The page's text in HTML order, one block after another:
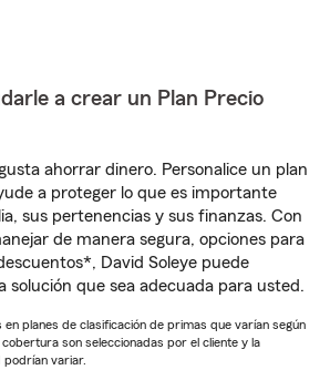
a crear un Plan Precio
ahorrar dinero. Personalice un plan
a proteger lo que es importante
sus pertenencias y sus finanzas. Con
de manera segura, opciones para
David Soleye puede
solución que sea adecuada para usted.
planes de clasificación de primas que varían según
son seleccionadas por el cliente y la
podrían variar.